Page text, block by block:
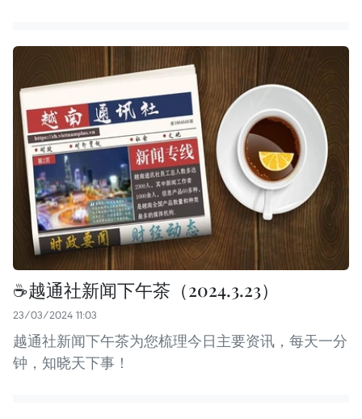
☕️越通社新闻下午茶（2024.3.23）
23/03/2024 11:03
越通社新闻下午茶为您梳理今日主要资讯，每天一分
钟，知晓天下事！